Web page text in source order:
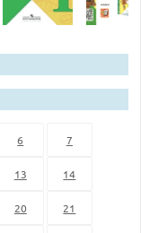
6 7
13 14
20 21